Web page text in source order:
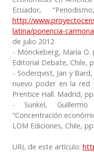
Ecuador,
http://
latina/ponencia-
de julio 2012
- Mönckeberg, María
Editorial Debate, Chile,
- Soderqvist, Jan y
nuevo poder en la red
Prentice Hall. Madrid,
- Sunkel,
“Concentración
LOM Ediciones, Chile,
URL de este artículo: